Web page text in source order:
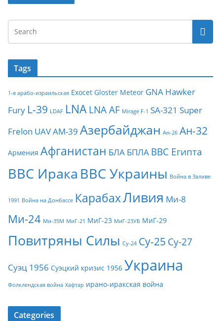
Tags
1-я арабо-израильская Exocet Gloster Meteor GNA Hawker
Fury L-39 LDAF LNA LNA AF Mirage F-1 SA-321 Super
Frelon UAVАМ-39 Азербайджан Ан-26 Ан-32
Армения Афганистан БЛА БПЛА ВВС Египта
ВВС Ирака ВВС Украины Война в Заливе
1991 Война на Донбассе КарабахЛивия Ми-8
Ми-24 Ми-35М МиГ-21 МиГ-23 МиГ-23УБ МиГ-29
Повитряны Силы Су-24 Су-25 Су-27
Суэц 1956 Суэцкий кризис 1956 Украина
Фолклендская война Хафтар ирано-иракская война
Categories